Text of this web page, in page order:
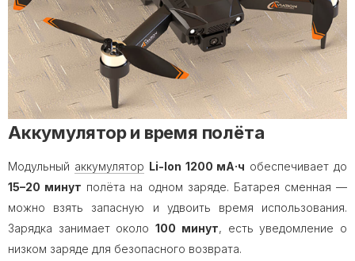
Аккумулятор и время полёта
Модульный аккумулятор Li-Ion 1200 мА·ч обеспечивает до
15–20 минут полёта на одном заряде. Батарея сменная —
можно взять запасную и удвоить время использования.
Зарядка занимает около100 минут, есть уведомление о
низком заряде для безопасного возврата.